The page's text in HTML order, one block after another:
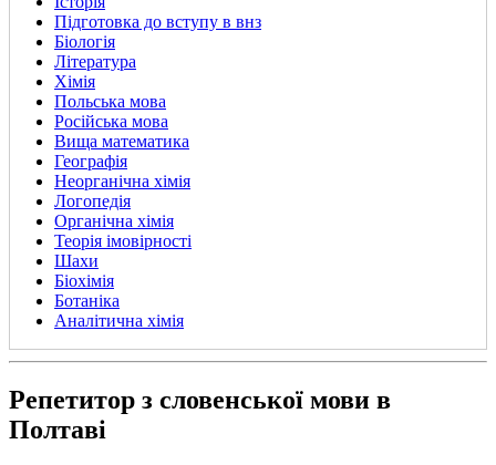
Підготовка до вступу в внз
Біологія
Література
Хімія
Польська мова
Російська мова
Вища математика
Географія
Неорганічна хімія
Логопедія
Органічна хімія
Теорія імовірності
Шахи
Біохімія
Ботаніка
Аналітична хімія
Репетитор з словенської мови в
Полтаві